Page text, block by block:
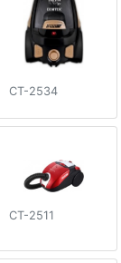
CT-2534
CT-2511